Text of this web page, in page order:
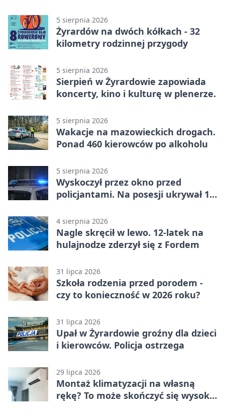
5 sierpnia 2026
Żyrardów na dwóch kółkach - 32
kilometry rodzinnej przygody
5 sierpnia 2026
Sierpień w Żyrardowie zapowiada
koncerty, kino i kulturę w plenerze.
5 sierpnia 2026
Wakacje na mazowieckich drogach.
Ponad 460 kierowców po alkoholu
5 sierpnia 2026
Wyskoczył przez okno przed
policjantami. Na posesji ukrywał 12
4 sierpnia 2026
Nagle skręcił w lewo. 12-latek na
hulajnodze zderzył się z Fordem
31 lipca 2026
Szkoła rodzenia przed porodem -
czy to konieczność w 2026 roku?
31 lipca 2026
Upał w Żyrardowie groźny dla dzieci
i kierowców. Policja ostrzega
29 lipca 2026
Montaż klimatyzacji na własną
rękę? To może skończyć się wysoką